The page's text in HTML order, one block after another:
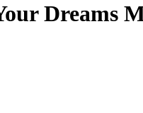
Dreams